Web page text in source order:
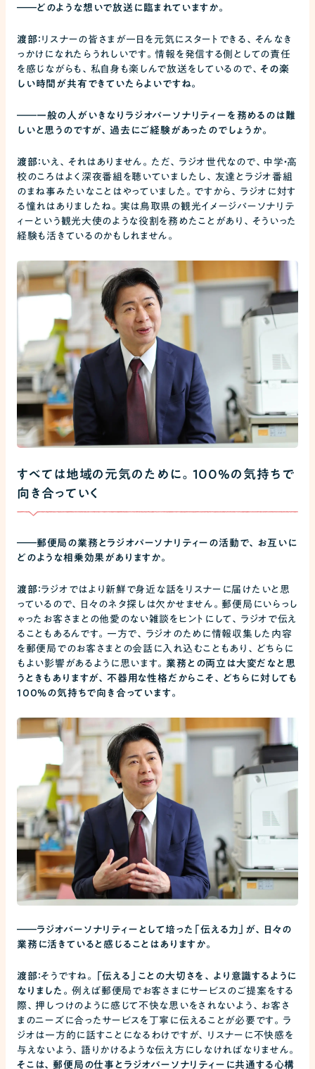
――どのような想いで放送に臨まれていますか。
渡部： リスナーの皆さまが一日を元気にスタートできる、そんなき
っかけになれたらうれしいです。情報を発信する側としての責任
を感じながらも、私自身も楽しんで放送をしているので、その楽
しい時間が共有できていたらよいですね。
――一般の人がいきなりラジオパーソナリティーを務めるのは難
しいと思うのですが、過去にご経験があったのでしょうか。
渡部： いえ、それはありません。ただ、ラジオ世代なので、中学・高
校のころはよく深夜番組を聴いていましたし、友達とラジオ番組
のまね事みたいなことはやっていました。ですから、ラジオに対す
る憧れはありましたね。実は鳥取県の観光イメージパーソナリテ
ィーという観光大使のような役割を務めたことがあり、そういった
経験も活きているのかもしれません。
すべては地域の元気のために。100%の気持ちで
向き合っていく
――郵便局の業務とラジオパーソナリティーの活動で、お互いに
どのような相乗効果がありますか。
渡部：ラジオではより新鮮で身近な話をリスナーに届けたいと思
っているので、日々のネタ探しは欠かせません。郵便局にいらっし
ゃったお客さまとの他愛のない雑談をヒントにして、ラジオで伝え
ることもあるんです。一方で、ラジオのために情報収集した内容
を郵便局でのお客さまとの会話に入れ込むこともあり、どちらに
もよい影響があるように思います。 業務との両立は大変だなと思
うときもありますが、不器用な性格だからこそ、どちらに対しても
100%の気持ちで向き合っています。
――ラジオパーソナリティーとして培った「伝える力」が、日々の
業務に活きていると感じることはありますか。
渡部：そうですね。
「伝える」ことの大切さを、より意識するように
なりました。 例えば郵便局でお客さまにサービスのご提案をする
際、押しつけのように感じて不快な思いをされないよう、お客さ
まのニーズに合ったサービスを丁寧に伝えることが必要です。ラ
ジオは一方的に話すことになるわけですが、リスナーに不快感を
与えないよう、語りかけるような伝え方にしなければなりません。
そこは、郵便局の仕事とラジオパーソナリティーに共通する心構